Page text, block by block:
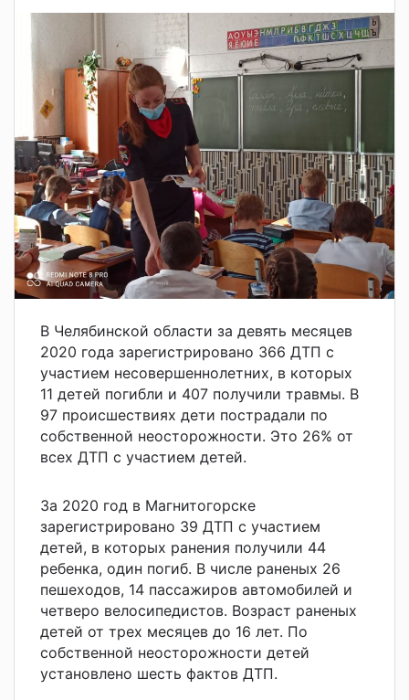
В Челябинской области за девять месяцев
2020 года зарегистрировано 366 ДТП с
участием несовершеннолетних, в которых
11 детей погибли и 407 получили травмы. В
97 происшествиях дети пострадали по
собственной неосторожности. Это 26% от
всех ДТП с участием детей.
За 2020 год в Магнитогорске
зарегистрировано 39 ДТП с участием
детей, в которых ранения получили 44
ребенка, один погиб. В числе раненых 26
пешеходов, 14 пассажиров автомобилей и
четверо велосипедистов. Возраст раненых
детей от трех месяцев до 16 лет. По
собственной неосторожности детей
установлено шесть фактов ДТП.